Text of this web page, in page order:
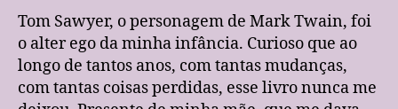
Tom Sawyer, o personagem de Mark Twain, foi
o alter ego da minha infância. Curioso que ao
longo de tantos anos, com tantas mudanças,
com tantas coisas perdidas, esse livro nunca me